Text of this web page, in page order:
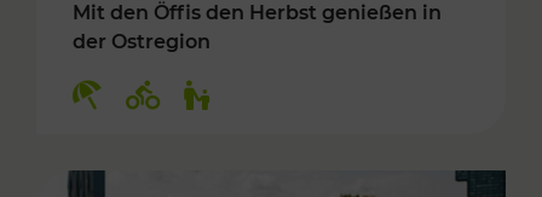
Mit den Öffis den Herbst genießen in
der Ostregion